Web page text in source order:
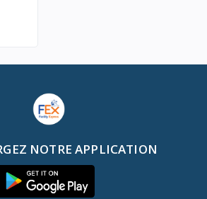
NOTRE APPLICATION